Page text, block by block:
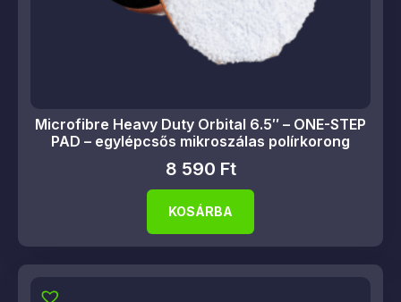
Microfibre Heavy Duty Orbital 6.5″ – ONE-STEP
PAD – egylépcsős mikroszálas polírkorong
8 590 Ft
KOSÁRBA